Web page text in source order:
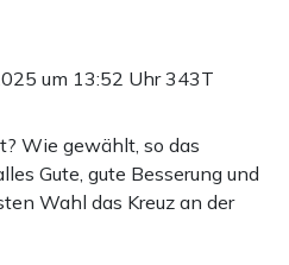
um 13:52 Uhr343T
Wie gewählt, so das
Gute, gute Besserung und
Wahl das Kreuz an der